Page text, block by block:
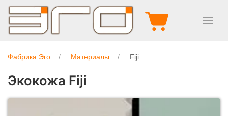
Фабрика Эго Материалы Fiji
Экокожа Fiji